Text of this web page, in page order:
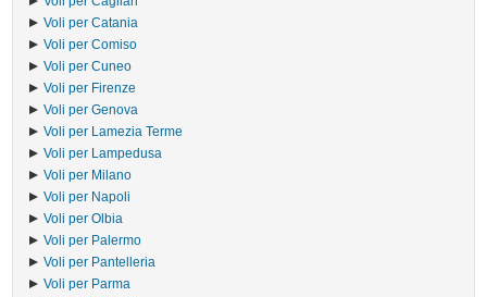
Voli per Catania
Voli per Comiso
Voli per Cuneo
Voli per Firenze
Voli per Genova
Voli per Lamezia Terme
Voli per Lampedusa
Voli per Milano
Voli per Napoli
Voli per Olbia
Voli per Palermo
Voli per Pantelleria
Voli per Parma